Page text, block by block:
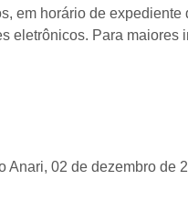
em horário de
eletrônicos. Para maiores
Anari, 02 de dezembro de